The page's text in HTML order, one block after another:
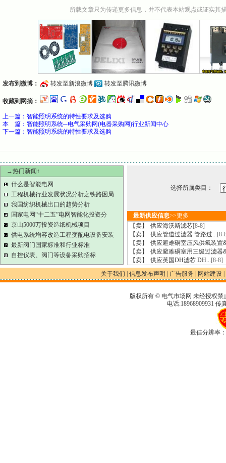
所载文章只为传递更多信息，并不代表本站观点或证实其
发布到微博： 转发至新浪微博 转发至腾讯微博
收藏到网摘：
上一篇： 智能照明系统的特性要求及选购
本 篇：智能照明系统─电气采购网(电器采购网)行业新闻中心
下一篇： 智能照明系统的特性要求及选购
→热门新闻↑
什么是智能电网
工程机械行业发展状况分析之铁路困局
我国纺织机械出口的趋势分析
国家电网“十二五”电网智能化投资分
京山5000万投资造纸机械项目
供电系统增容改造工程变配电设备安装
最新阀门国家标准和行业标准
自控仪表、阀门等设备采购招标
选择所属类目：
最新供应信息>>更多
【卖】
供应海沃斯滤芯[8-8]
【卖】
供应管道过滤器 管路过... [8-
【卖】
供应避难硐室压风供氧装置
【卖】
供应避难硐室用三级过滤器
【卖】
供应英国DH滤芯 DH... [8-8]
关于我们
信息发布声明 广告服务 网站建设
版权所有 © 电气市场网 未经授权
电话:18968909931 传
最佳分辨率